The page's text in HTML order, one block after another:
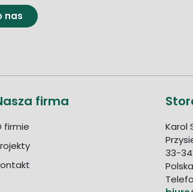
nas
firma
firmie
Karol
33-
Polska